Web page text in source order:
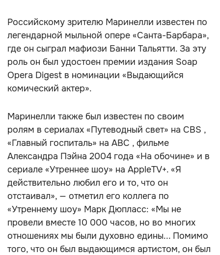
Российскому зрителю Маринелли известен по
легендарной мыльной опере «Санта-Барбара»,
где он сыграл мафиози Банни Тальятти. За эту
роль он был удостоен премии издания Soap
Opera Digest в номинации «Выдающийся
комический актер».
Маринелли также был известен по своим
ролям в сериалах «Путеводный свет» на CBS ,
«Главный госпиталь» на ABC , фильме
Александра Пэйна 2004 года «На обочине» и в
сериале «Утреннее шоу» на AppleTV+. «Я
действительно любил его и то, что он
отстаивал», — отметил его коллега по
«Утреннему шоу» Марк Дюпласс: «Мы не
провели вместе 10 000 часов, но во многих
отношениях мы были духовно едины... Помимо
того, что он был выдающимся артистом, он был